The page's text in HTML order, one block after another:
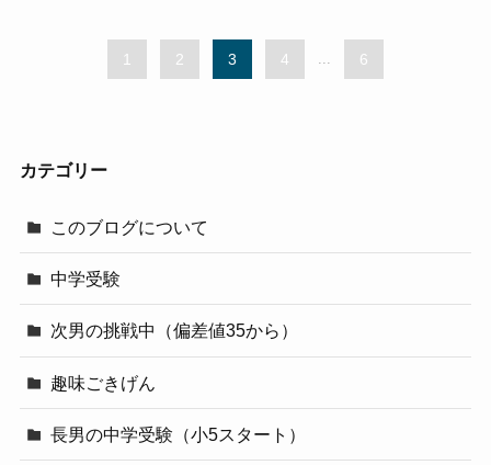
1 2 3 4 ... 6
カテゴリー
このブログについて
中学受験
次男の挑戦中（偏差値35から）
趣味ごきげん
長男の中学受験（小5スタート）